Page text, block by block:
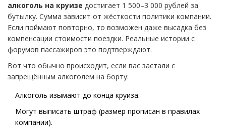
алкоголь на круизе достигает 1 500–3 000 рублей за
бутылку. Сумма зависит от жёсткости политики компании.
Если поймают повторно, то возможен даже высадка без
компенсации стоимости поездки. Реальные истории с
форумов пассажиров это подтверждают.
Вот что обычно происходит, если вас застали с
запрещённым алкоголем на борту:
Алкоголь изымают до конца круиза.
Могут выписать штраф (размер прописан в правилах
компании).